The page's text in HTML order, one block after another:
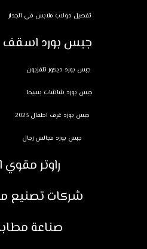
تفصيل دولاب ملابس في الجدار
جبس بورد اسقف
جبس بورد ديكور تلفزيون
جبس بورد شاشات بسيط
جبس بورد غرف اطفال 2023
جبس بورد مجالس رجال
راوتر مقوي
شركات تصنيع
صناعة